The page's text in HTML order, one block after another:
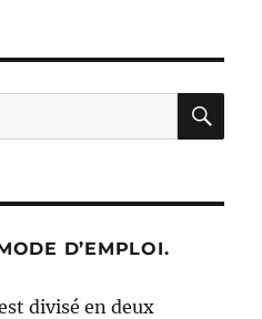
D’EMPLOI.
divisé en deux